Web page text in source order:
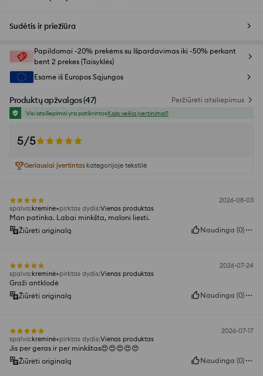
Sudėtis ir priežiūra
Papildomai -20% prekėms su Išpardavimas iki -50% perkant
bent 2 prekes (Taisyklės)
Esame iš Europos Sąjungos
Produktų apžvalgos(47) Peržiūrėti atsiliepimus
Visi atsiliepimai yra patikrintosKaip veikia įvertinimai?
5/5
Geriausiai įvertintas kategorijoje tekstilė
2026-08-03
spalva:kreminė pirktas dydis:Vienas produktas
Man patinka. Labai minkšta, maloni liesti.
Žiūrėti originalą
Naudinga (0)
2026-07-24
spalva:kreminė pirktas dydis:Vienas produktas
Graži antklodė
Žiūrėti originalą
Naudinga (0)
2026-07-17
spalva:kreminė pirktas dydis:Vienas produktas
Jis per geras ir per minkštas😍😍😍😍😍
Žiūrėti originalą
Naudinga (0)